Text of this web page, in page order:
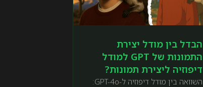
הבדל בין מודל יצירת
התמונות של GPT למודל
דיפוזיה ליצירת תמונות?
השוואה בין מודל דיפוזיה ל-GPT-4o: